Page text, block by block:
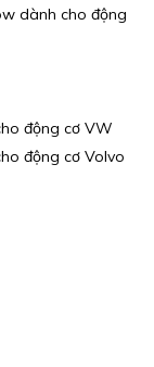
dành cho động
động cơ VW
động cơ Volvo